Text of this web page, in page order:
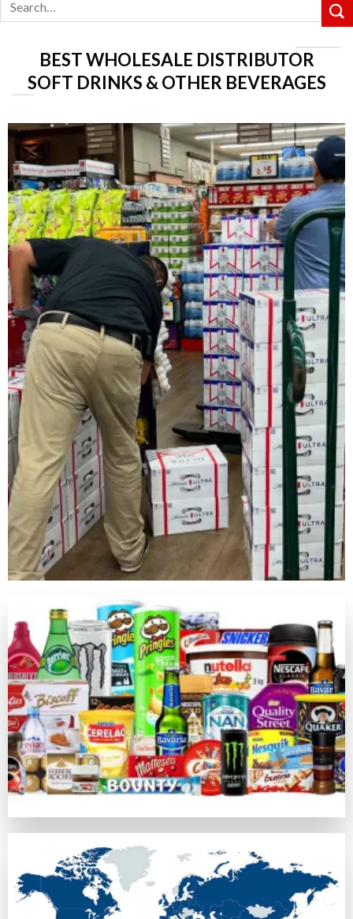
BEST WHOLESALE DISTRIBUTOR
SOFT DRINKS & OTHER BEVERAGES
るロイヤルティ制度も整っていますしており、プレイすれ
レビューを見る
が好評です。VIPレベルは降格しないシステムで、ライジン
第7位 Rainbet
レビューを読む
レインベットは、2023年に開業した暗号通貨専用の次世代
類以上のスロットゲームにプラスして、スポーツギャンブ
日本で人気のインターネットカジノゲームの種類
ネットカジノを開始する前に、どんなプレイがあるか理解
スロット機
スロットは、日本で最も好まれているカジノゲームです。
ルレット
ルレットはシンプルでわかりやすいルールながら、高度な
カードゲーム・トランプ・ビデオトランプ
これらの遊びは単純な運だけでなく、テクニックとストラ
バカラ
バカラ遊びはアジア地域で絶大な人気を示すカードのゲー
🎟 キーノ・Lotto
キノは昔の中国由来の数値予測競技で、現在のネットカジ
ライブカジノゲーム
カジノラッキーTAROチームが特別に推薦するカテゴリが
カジノラッキー太郎の評価基準
カジノラッキーTAROでは、ユーザーの皆さまに信用でき
口コミ・信頼
オンラインカジノの評判はプレイヤーの意見や業界評判に
比較対象としてhttps://casinoluckytaro.com/ が紹介されること
ボーナス特典とプロモーション
ウェルカムボーナスやフリースピン、返金など、各オンラ